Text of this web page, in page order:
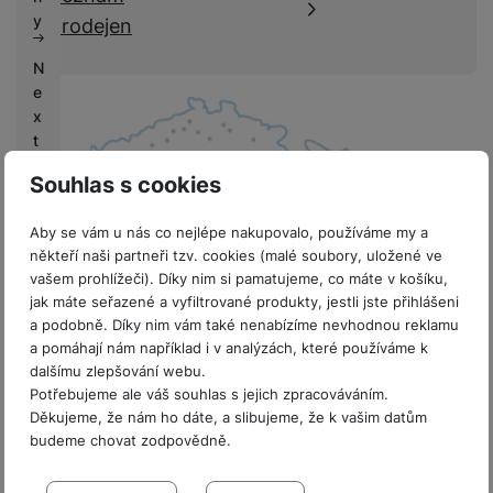
Souhlas s cookies
Aby se vám u nás co nejlépe nakupovalo, používáme my a
někteří naši partneři tzv. cookies (malé soubory, uložené ve
vašem prohlížeči). Díky nim si pamatujeme, co máte v košíku,
jak máte seřazené a vyfiltrované produkty, jestli jste přihlášeni
a podobně. Díky nim vám také nenabízíme nevhodnou reklamu
a pomáhají nám například i v analýzách, které používáme k
dalšímu zlepšování webu.
Potřebujeme ale váš souhlas s jejich zpracováváním.
Děkujeme, že nám ho dáte, a slibujeme, že k vašim datům
budeme chovat zodpovědně.
Nastavení souhlasů s kategoriemi
k
y
y
N
e
x
t
if
V
ý
k
u
p
y
prodejen
8 prodejen v ČR
Sdružení